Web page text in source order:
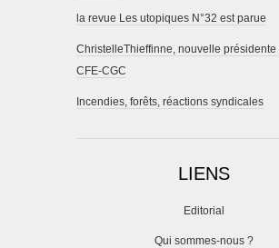
la revue Les utopiques N°32 est parue
ChristelleThieffinne, nouvelle présidente
CFE-CGC
Incendies, forêts, réactions syndicales
LIENS
Editorial
Qui sommes-nous ?